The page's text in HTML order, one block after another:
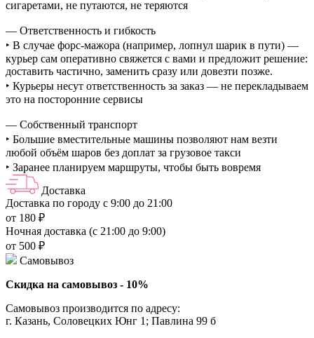
сигаретами, не путаются, не теряются
— Ответственность и гибкость
‣ В случае форс-мажора (например, лопнул шарик в пути) —
курьер сам оперативно свяжется с вами и предложит решение:
доставить частично, заменить сразу или довезти позже.
‣ Курьеры несут ответственность за заказ — не перекладываем
это на посторонние сервисы
— Собственный транспорт
‣ Большие вместительные машины позволяют нам везти
любой объём шаров без доплат за грузовое такси
‣ Заранее планируем маршруты, чтобы быть вовремя
Доставка
Доставка по городу с 9:00 до 21:00
от 180 ₽
Ночная доставка (с 21:00 до 9:00)
от 500 ₽
Самовывоз
Скидка на самовывоз - 10%
Самовывоз производится по адресу:
г. Казань, Соловецких Юнг 1; Павлина 99 б